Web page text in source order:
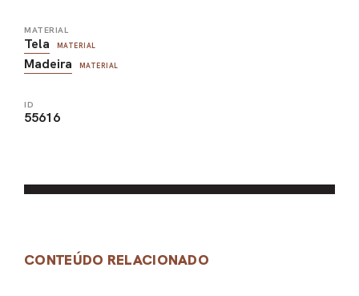
MATERIAL
Tela MATERIAL
Madeira MATERIAL
ID
55616
CONTEÚDO RELACIONADO